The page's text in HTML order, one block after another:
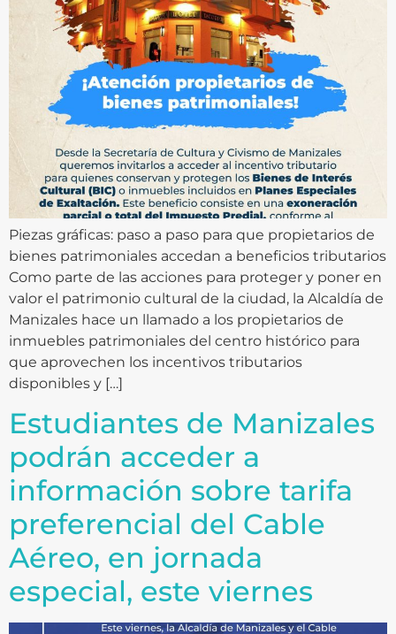
Piezas gráficas: paso a paso para que propietarios de
bienes patrimoniales accedan a beneficios tributarios
Como parte de las acciones para proteger y poner en
valor el patrimonio cultural de la ciudad, la Alcaldía de
Manizales hace un llamado a los propietarios de
inmuebles patrimoniales del centro histórico para
que aprovechen los incentivos tributarios
disponibles y […]
Estudiantes de Manizales
podrán acceder a
información sobre tarifa
preferencial del Cable
Aéreo, en jornada
especial, este viernes